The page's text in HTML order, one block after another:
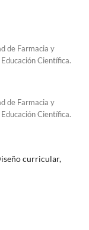
de Farmacia y
Científica.
de Farmacia y
Científica.
curricular,